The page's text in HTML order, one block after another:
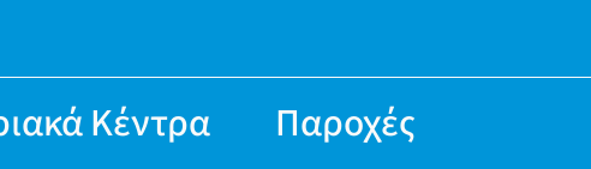
Κέντρα Παροχές